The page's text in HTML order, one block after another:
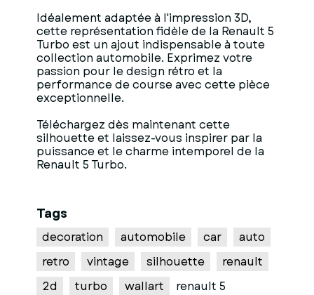
Idéalement adaptée à l'impression 3D,
cette représentation fidèle de la Renault 5
Turbo est un ajout indispensable à toute
collection automobile. Exprimez votre
passion pour le design rétro et la
performance de course avec cette pièce
exceptionnelle.
Téléchargez dès maintenant cette
silhouette et laissez-vous inspirer par la
puissance et le charme intemporel de la
Renault 5 Turbo.
Tags
decoration automobile car
auto
retro
vintage silhouette
renault
2d
turbo wallart renault 5